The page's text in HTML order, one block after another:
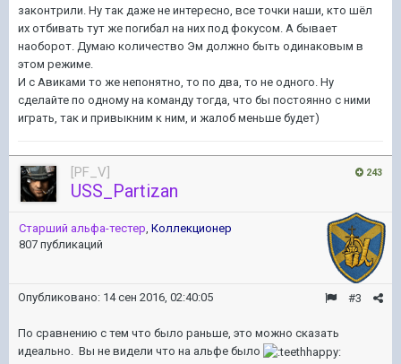
законтрили. Ну так даже не интересно, все точки наши, кто шёл
их отбивать тут же погибал на них под фокусом. А бывает
наоборот. Думаю количество Эм должно быть одинаковым в
этом режиме.
И с Авиками то же непонятно, то по два, то не одного. Ну
сделайте по одному на команду тогда, что бы постоянно с ними
играть, так и привыкним к ним, и жалоб меньше будет)
243
[PF_V]
USS_Partizan
Старший альфа-тестер, Коллекционер
807 публикаций
#3
Опубликовано: 14 сен 2016, 02:40:05
По сравнению с тем что было раньше, это можно сказать
идеально. Вы не видели что на альфе было